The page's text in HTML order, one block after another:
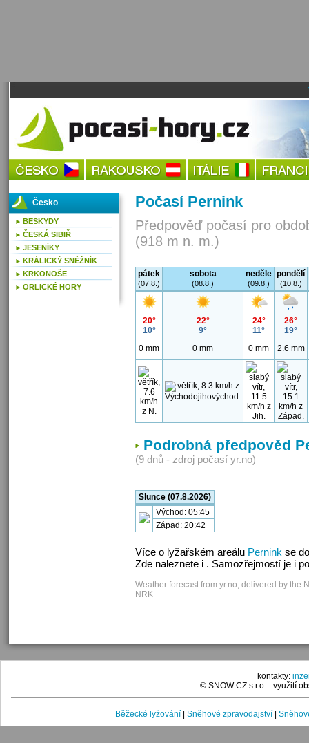
Počasí Pernink
Předpověď počasí pro
(918 m n. m.)
pátek
(07.8.)
sobota
(08.8.)
neděle
(09.8.)
pondělí
(10.8.)
20°
10°
22°
9°
24°
11°
26°
19°
0 mm
0 mm 0 mm 2.6 mm
Podrobná předpověd
(9 dnů - zdroj počasí yr.no)
Slunce (07.8.2026)
Východ: 05:45
Západ: 20:42
Více o lyžařském areálu Pernink se
Zde naleznete i . Samozřejmostí je i
Weather forecast from yr.no, delivered by the
NRK
Česko
BESKYDY
ČESKÁ SIBIŘ
JESENÍKY
KRÁLICKÝ SNĚŽNÍK
KRKONOŠE
ORLICKÉ HORY
kontakty:
© SNOW CZ s.r.o. - využití
Běžecké lyžování Sněhové zpravodajství